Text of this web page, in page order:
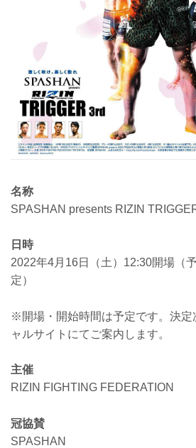
名称
SPASHAN presents RIZIN
日時
2022年4月16日（土）12:30開場（
定）
※開場・開始時間は予定です。決定
ャルサイトにてご案内します。
主催
RIZIN FIGHTING FEDERATION
冠協賛
SPASHAN